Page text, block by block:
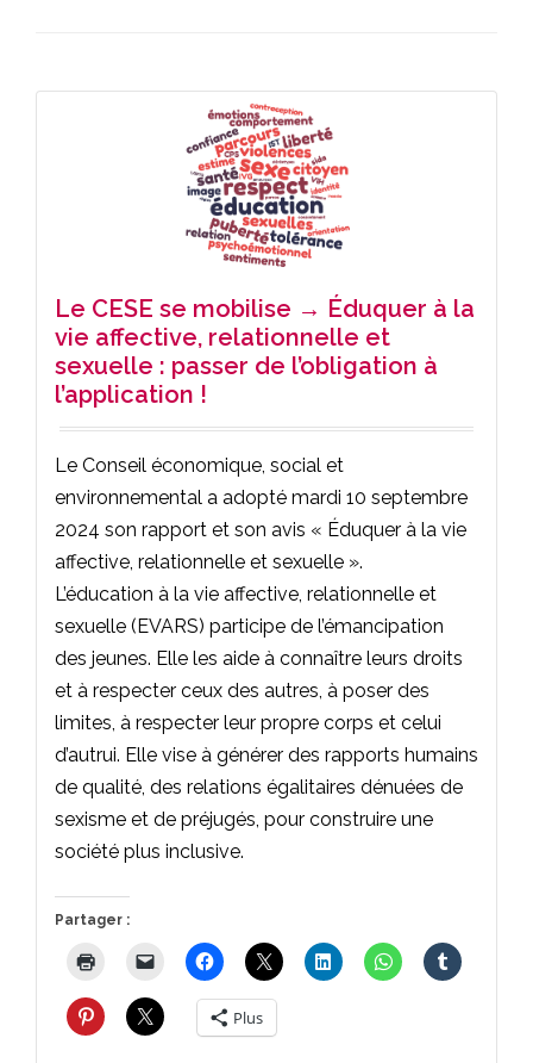
Le CESE se mobilise → Éduquer à la
vie affective, relationnelle et
sexuelle : passer de l’obligation à
l’application !
Le Conseil économique, social et
environnemental a adopté mardi 10 septembre
2024 son rapport et son avis « Éduquer à la vie
affective, relationnelle et sexuelle ».
L’éducation à la vie affective, relationnelle et
sexuelle (EVARS) participe de l’émancipation
des jeunes. Elle les aide à connaître leurs droits
et à respecter ceux des autres, à poser des
limites, à respecter leur propre corps et celui
d’autrui. Elle vise à générer des rapports humains
de qualité, des relations égalitaires dénuées de
sexisme et de préjugés, pour construire une
société plus inclusive.
Partager :
Plus